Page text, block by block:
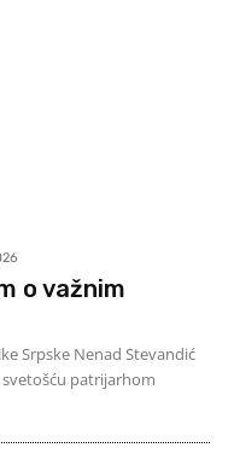
o važnim
Srpske Nenad Stevandić
svetošću patrijarhom